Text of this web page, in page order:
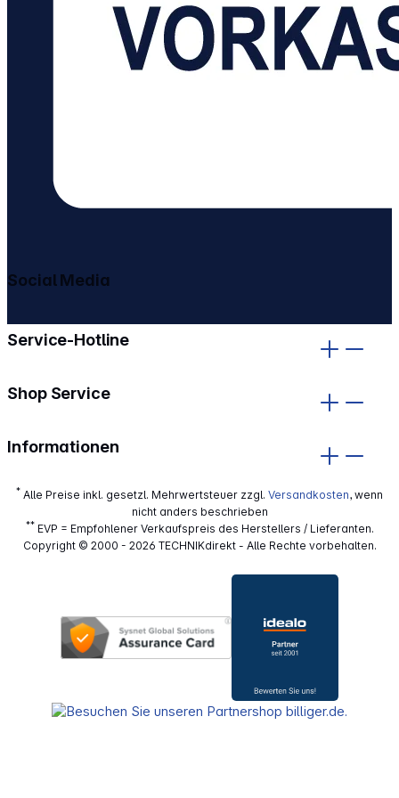
Service-Hotline
Shop Service
Informationen
Social Media
* Alle Preise inkl. gesetzl. Mehrwertsteuer zzgl. Versandkosten, wenn
nicht anders beschrieben
**EVP = Empfohlener Verkaufspreis des Herstellers / Lieferanten.
Copyright © 2000 - 2026 TECHNIKdirekt - Alle Rechte vorbehalten.